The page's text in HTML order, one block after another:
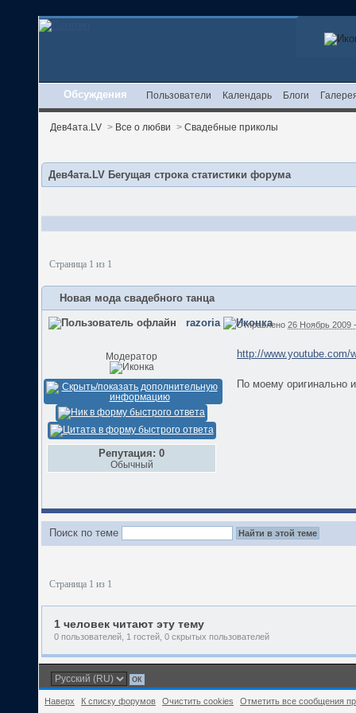
Обсуждения Пользователи Календарь Блоги
Дев4ата.LV > Все о любви > Свадебные приколы
Дев4ата.LV Бегущая строка статистики форума
Страница 1 из 1
Новая мода свадебного танца
razoria
Модератор
Репутация: 0
Обычный
Отправлено 26 Ноябрь 2009
http://www.youtube.com/
По моему оригинально
Поиск по теме
Страница 1 из 1
1 человек читают эту тему
0 пользователей, 1 гостей, 0 скрытых пользователей
Наверх К списку форумов Очистить cookies Отметить все сообщения